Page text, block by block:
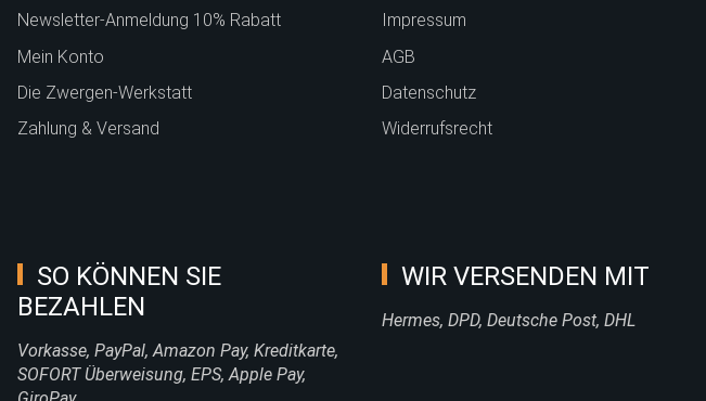
Newsletter-Anmeldung 10% Rabatt
Mein Konto
Die Zwergen-Werkstatt
Zahlung & Versand
Impressum
AGB
Datenschutz
Widerrufsrecht
SO KÖNNEN SIE
BEZAHLEN
Vorkasse, PayPal, Amazon Pay, Kreditkarte,
SOFORT Überweisung, EPS, Apple Pay,
WIR VERSENDEN MIT
Hermes, DPD, Deutsche Post, DHL